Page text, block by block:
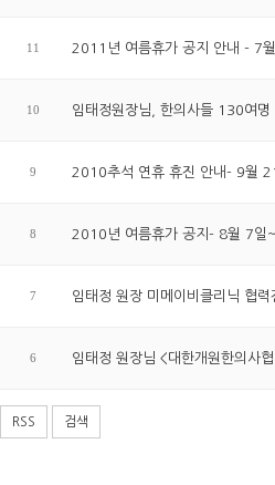
11 2011년 여름휴가 공지 안내 - 7
10 임태정원장님, 한의사들 130여명
9 2010추석 연휴 휴진 안내- 9월
8 2010년 여름휴가 공지- 8월 7일
7 임태정 원장 미메이비클리닉 협력
6 임태정 원장님 <대한개원한의사
RSS 검색